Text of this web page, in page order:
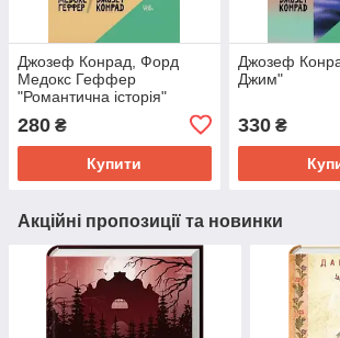
Джозеф Конрад, Форд
Медокс Геффер
"Романтична історія"
280 ₴
Купити
Джозеф
Джим"
330₴
Акційні пропозиції та новинки